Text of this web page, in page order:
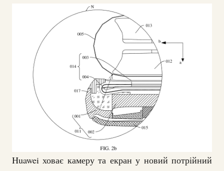
Huawei ховає камеру та екран у новий потрійний